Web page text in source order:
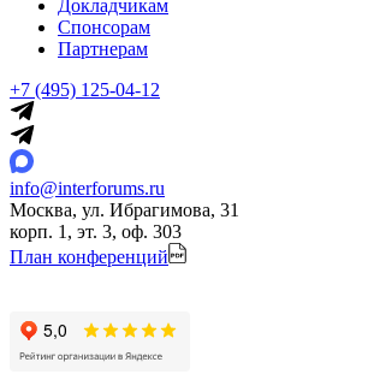
Докладчикам
Спонсорам
Партнерам
+7 (495) 125-04-12
info@interforums.ru
Москва, ул. Ибрагимова, 31
корп. 1, эт. 3, оф. 303
План конференций